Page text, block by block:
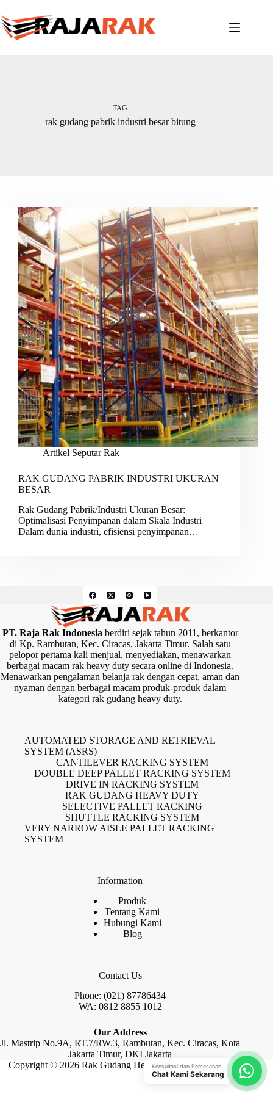
to
content
TAG
rak gudang pabrik industri besar bitung
Artikel Seputar Rak
RAK GUDANG PABRIK INDUSTRI UKURAN
BESAR
Rak Gudang Pabrik/Industri Ukuran Besar:
Optimalisasi Penyimpanan dalam Skala Industri
Dalam dunia industri, efisiensi penyimpanan…
PT. Raja Rak Indonesiaberdiri sejak tahun 2011, berkantor
di Kp. Rambutan, Kec. Ciracas, Jakarta Timur. Salah satu
pelopor pertama kali menjual, menyediakan, menawarkan
berbagai macam rak heavy duty secara online di Indonesia.
Menawarkan pengalaman belanja rak dengan cepat, aman dan
nyaman dengan berbagai macam produk-produk dalam
kategori rak gudang heavy duty.
AUTOMATED STORAGE AND RETRIEVAL
SYSTEM (ASRS)
CANTILEVER RACKING SYSTEM
DOUBLE DEEP PALLET RACKING SYSTEM
DRIVE IN RACKING SYSTEM
RAK GUDANG HEAVY DUTY
SELECTIVE PALLET RACKING
SHUTTLE RACKING SYSTEM
VERY NARROW AISLE PALLET RACKING
SYSTEM
Information
Produk
Tentang Kami
Hubungi Kami
Blog
Contact Us
Phone: (021) 87786434
WA: 0812 8855 1012
Our Address
Jl. Mastrip No.9A, RT.7/RW.3, Rambutan, Kec. Ciracas, Kota
Jakarta Timur, DKI Jakarta
Copyright © 2026 Rak Gudang Heayy Duty by Raja Rak
Konsultasi dan Pemesanan
Chat Kami Sekarang